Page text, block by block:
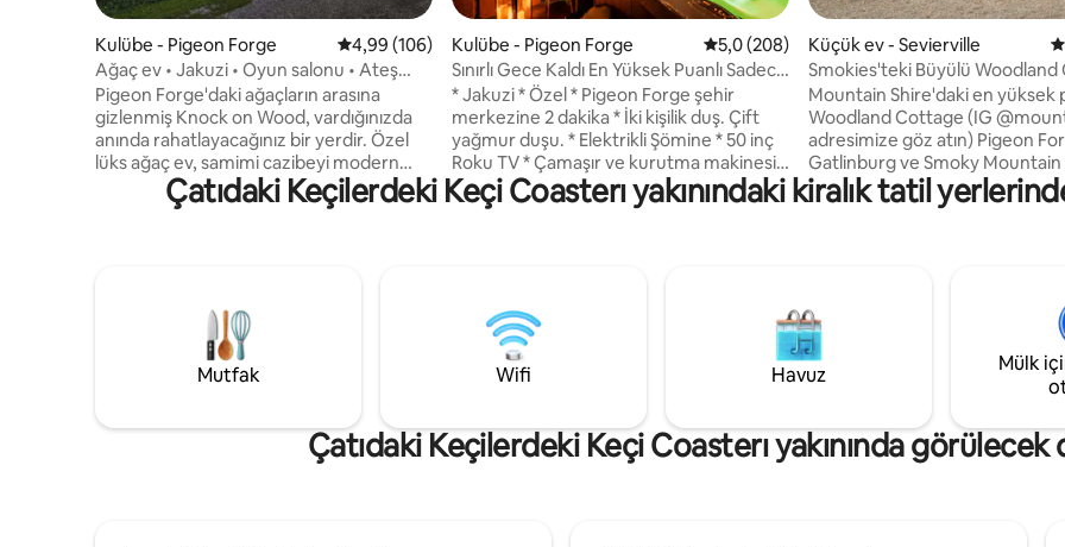
Kulübe - Pigeon Forge 5 üzerinden ortalama 4,99 puan, 106 değerlendirme
4,99 (106)
Ağaç ev • Jakuzi • Oyun salonu • Ateş
çukuru • Smokies
Pigeon Forge'daki ağaçların arasına
gizlenmiş Knock on Wood, vardığınızda
anında rahatlayacağınız bir yerdir. Özel
lüks ağaç ev, samimi cazibeyi modern
konforla harmanlayarak huzurlu, sıcak ve
tamamen unutulmaz bir his veriyor.
ardından yüksek tavanların altında
kıvrılarak geçirin. 🎩2 dakika PKWY 🎡
Dolly'ye 4,8 km 🏔️Gatlin'e 9,6 km 🌊1,6
km. Ada 📶 655 Mbps kablosuz internet
Kulübe - Pigeon Forge 5 üzerinden ortalama 5,0 puan, 208
5,0 (208)
Sınırlı Gece Kaldı En Yüksek Puanlı Sadece
Yetişkinler İçin Kulübe
* Jakuzi * Özel * Pigeon Forge şehir
merkezine 2 dakika * İki kişilik duş. Çift
yağmur duşu. * Elektrikli Şömine * 50 inç
Roku TV * Çamaşır ve kurutma makinesi *
Ekstra temizlik malzemeleri sağlıyoruz *
Şampuan, saç kremi, duş jeli mevcuttur. *
temiz tutar. * Bluetooth hoparlör * Hızlı
kablosuz internet bağlantısı. *Kömürlü
ızgara *Ek: Baharatlı ve Romantik paket
Küçük ev - Sevierville 5
Smokies'teki Büyülü Woodland
Mountain Shire'daki en yüksek
Woodland Cottage (IG
adresimize göz atın) Pigeon
Gatlinburg ve Smoky Mountain
Parkı'ndaki en iyi turistik
dakika mesafededir. Queen boy
fitkarelik yaşam alanının keyfini
Açık hava olanakları arasında
chiminea ve ortak barbekü/
çukuru ve veranda/veranda
bulunmaktadır. Mülkte başka
Çatıdaki Keçilerdeki Keçi Coasterı yakınındaki kiralık tatil
Mutfak Wifi Havuz
Mülk
Çatıdaki Keçilerdeki Keçi Coasterı yakınında